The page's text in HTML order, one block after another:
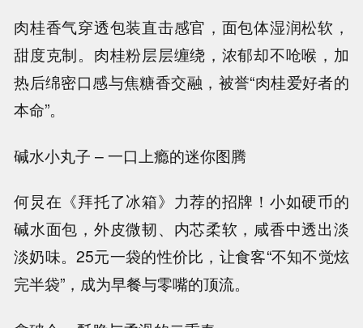
肉桂香气穿透包装直击感官，面包体湿润松软，
甜度克制。肉桂粉层层缠绕，浓郁却不呛喉，加
热后绵密口感与焦糖香交融，被誉“肉桂爱好者的
本命”。
碱水小丸子 – 一口上瘾的迷你图腾
何炅在《拜托了冰箱》力荐的招牌！小如硬币的
碱水面包，外皮微韧、内芯柔软，咸香中透出淡
淡奶味。25元一袋的性价比，让食客“不知不觉炫
完半袋”，成为早餐与零嘴的顶流。